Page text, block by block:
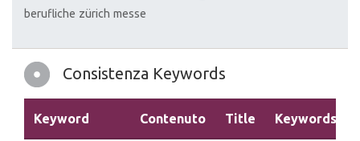
berufliche zürich messe
Consistenza Keywords
Keyword Contenuto Title Keywords